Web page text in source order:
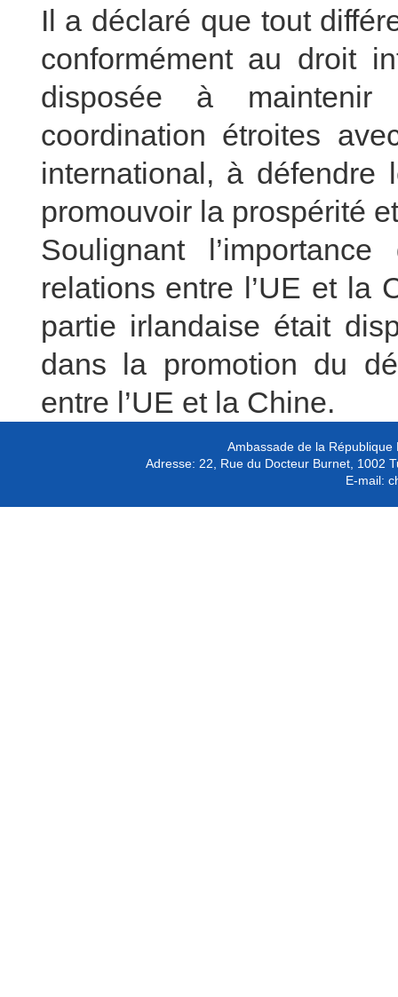
Il a déclaré que tout
conformément au droit
disposée à
coordination étroites
international, à
promouvoir la prospérité
Soulignant
relations entre l’UE et la
partie irlandaise était
dans la promotion du
entre l’UE et la Chine.
Ambassade de la
Adresse: 22, Rue du Docteur Burnet, 1002
E-mail: